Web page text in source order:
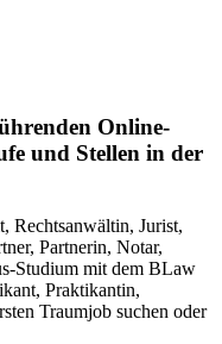
Online-
und Stellen in der
Rechtsanwältin, Jurist,
Partnerin, Notar,
Studium mit dem BLaw
Praktikantin,
Traumjob suchen oder